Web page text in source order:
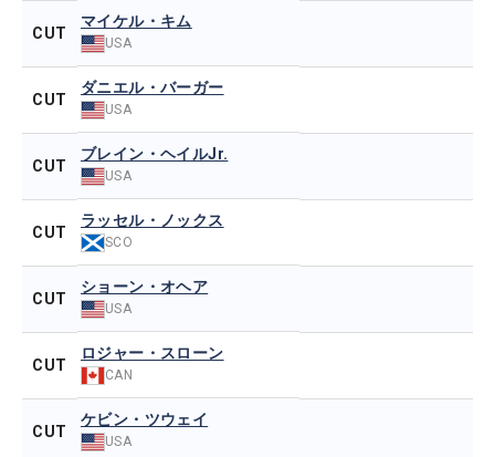
CUT
マイケル・キム
USA
CUT
ダニエル・バーガー
USA
CUT
ブレイン・ヘイルJr.
USA
CUT
ラッセル・ノックス
SCO
CUT
ショーン・オヘア
USA
CUT
ロジャー・スローン
CAN
CUT
ケビン・ツウェイ
USA